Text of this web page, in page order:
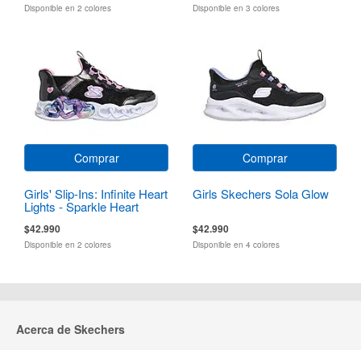
Disponible en 2 colores Disponible en 3 colores
Comprar
Girls' Slip-Ins: Infinite Heart
Lights - Sparkle Heart
$42.990
Disponible en 2 colores
Comprar
Girls Skechers Sola Glow
$42.990
Disponible en 4 colores
Acerca de Skechers